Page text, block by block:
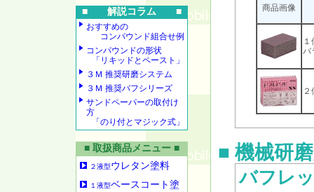
商品画像
バ
■ 機械研
バフレ
■ 解説コラム ■
おすすめの
コンパウンド組合せ例
コンパウンドの形状
「リキッドとペースト」
３Ｍ 推奨研磨システム
３Ｍ 推奨バフシリーズ
サンドペーパーの取付け
方
「のり付とマジック式」
■ 取扱商品メニュー ■
２液型ウレタン塗料
１液型ベースコート塗